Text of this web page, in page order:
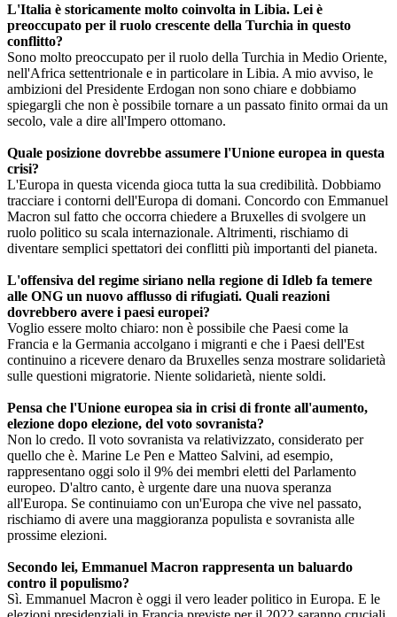
L'Italia è storicamente molto coinvolta in Libia. Lei è
preoccupato per il ruolo crescente della Turchia in questo
conflitto?
Sono molto preoccupato per il ruolo della Turchia in Medio Oriente,
nell'Africa settentrionale e in particolare in Libia. A mio avviso, le
ambizioni del Presidente Erdogan non sono chiare e dobbiamo
spiegargli che non è possibile tornare a un passato finito ormai da un
secolo, vale a dire all'Impero ottomano.
Quale posizione dovrebbe assumere l'Unione europea in questa
crisi?
L'Europa in questa vicenda gioca tutta la sua credibilità. Dobbiamo
tracciare i contorni dell'Europa di domani. Concordo con Emmanuel
Macron sul fatto che occorra chiedere a Bruxelles di svolgere un
ruolo politico su scala internazionale. Altrimenti, rischiamo di
diventare semplici spettatori dei conflitti più importanti del pianeta.
L'offensiva del regime siriano nella regione di Idleb fa temere
alle ONG un nuovo afflusso di rifugiati. Quali reazioni
dovrebbero avere i paesi europei?
Voglio essere molto chiaro: non è possibile che Paesi come la
Francia e la Germania accolgano i migranti e che i Paesi dell'Est
continuino a ricevere denaro da Bruxelles senza mostrare solidarietà
sulle questioni migratorie. Niente solidarietà, niente soldi.
Pensa che l'Unione europea sia in crisi di fronte all'aumento,
elezione dopo elezione, del voto sovranista?
Non lo credo. Il voto sovranista va relativizzato, considerato per
quello che è. Marine Le Pen e Matteo Salvini, ad esempio,
rappresentano oggi solo il 9% dei membri eletti del Parlamento
europeo. D'altro canto, è urgente dare una nuova speranza
all'Europa. Se continuiamo con un'Europa che vive nel passato,
rischiamo di avere una maggioranza populista e sovranista alle
prossime elezioni.
Secondo lei, Emmanuel Macron rappresenta un baluardo
contro il populismo?
Sì. Emmanuel Macron è oggi il vero leader politico in Europa. E le